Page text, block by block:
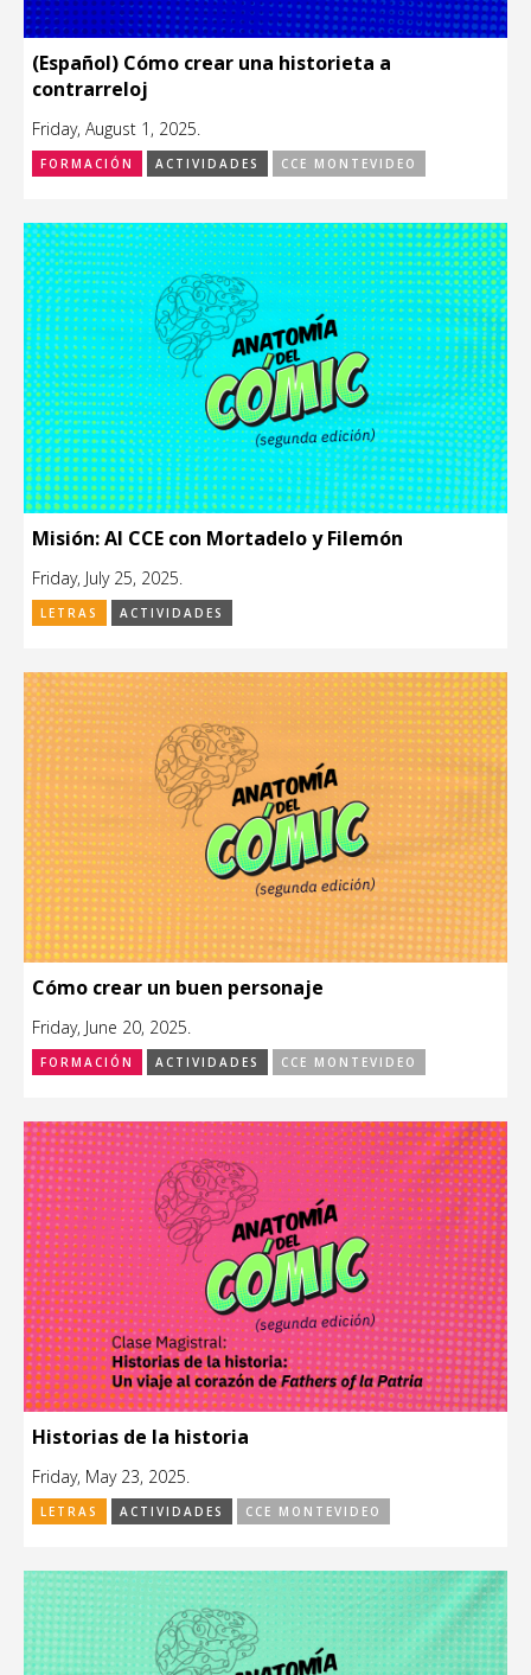
(Español) Cómo crear una historieta a
contrarreloj
Friday, August 1, 2025.
FORMACIÓN ACTIVIDADES CCE MONTEVIDEO
Misión: Al CCE con Mortadelo y Filemón
Friday, July 25, 2025.
LETRAS ACTIVIDADES
Cómo crear un buen personaje
Friday, June 20, 2025.
FORMACIÓN ACTIVIDADES CCE MONTEVIDEO
Historias de la historia
Friday, May 23, 2025.
LETRAS ACTIVIDADES CCE MONTEVIDEO